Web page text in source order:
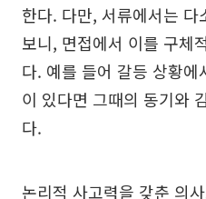
한다. 다만, 서류에서는
보니, 면접에서 이를 구체
다. 예를 들어 갈등 상황
이 있다면 그때의 동기와
다.
논리적 사고력을 갖춘 의